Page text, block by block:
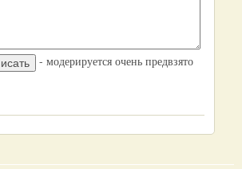
- модерируется очень предвзято